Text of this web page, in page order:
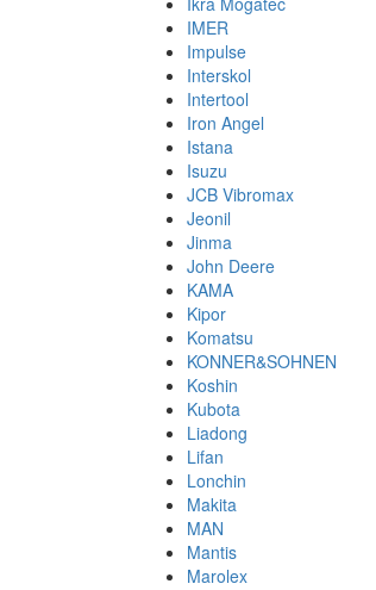
IMER
Impulse
Interskol
Intertool
Iron Angel
Istana
Isuzu
JCB Vibromax
Jeonil
Jinma
John Deere
KAMA
Kipor
Komatsu
KONNER&SOHNEN
Koshin
Kubota
Liadong
Lifan
Lonchin
Makita
MAN
Mantis
Marolex